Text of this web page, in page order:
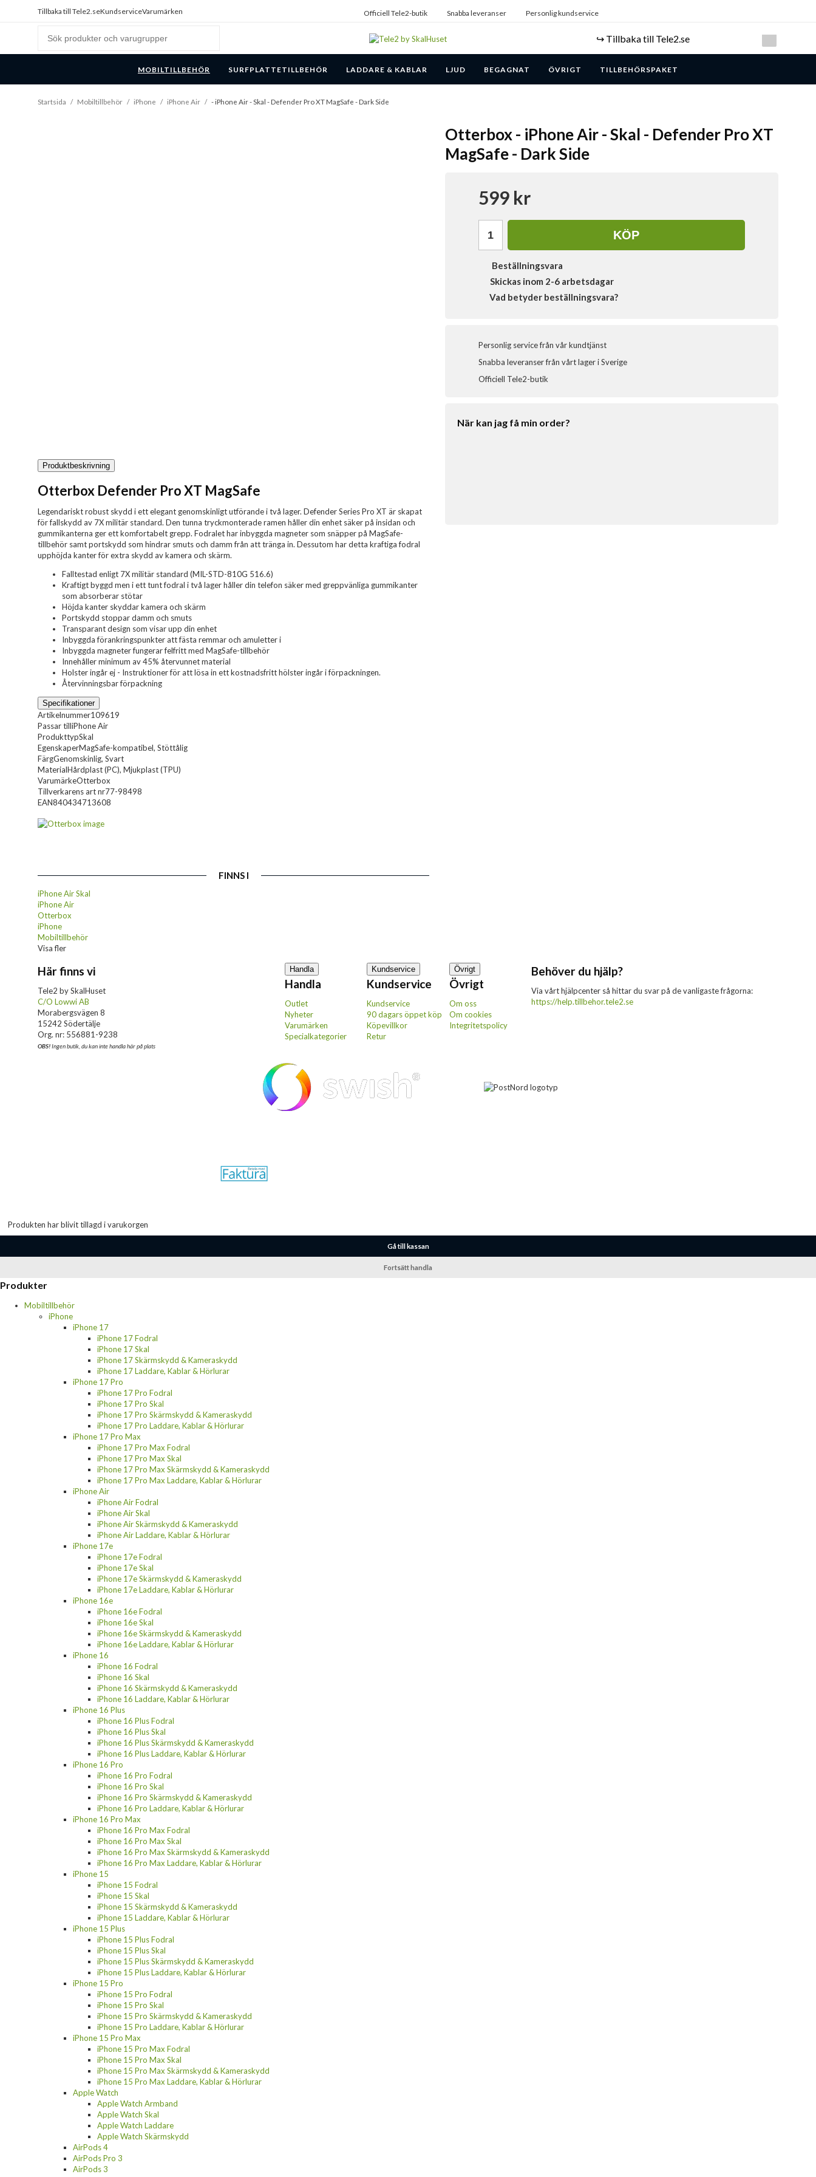
Tillbaka till Tele2.seKundserviceVarumärken Officiell Tele2-butik Snabba leveranser Personlig kundservice
↪️ Tillbaka till Tele2.se
MOBILTILLBEHÖR SURFPLATTETILLBEHÖR LADDARE & KABLAR LJUD BEGAGNAT ÖVRIGT TILLBEHÖRSPAKET
Startsida / Mobiltillbehör / iPhone / iPhone Air / - iPhone Air - Skal - Defender Pro XT MagSafe - Dark Side
Otterbox - iPhone Air - Skal - Defender Pro XT
MagSafe - Dark Side
599 kr
KÖP
Beställningsvara
Skickas inom 2-6 arbetsdagar
Vad betyder beställningsvara?
Personlig service från vår kundtjänst
Snabba leveranser från vårt lager i Sverige
Officiell Tele2-butik
När kan jag få min order?
Produktbeskrivning
Otterbox Defender Pro XT MagSafe
Legendariskt robust skydd i ett elegant genomskinligt utförande i två lager. Defender Series Pro XT är skapat
för fallskydd av 7X militär standard. Den tunna tryckmonterade ramen håller din enhet säker på insidan och
gummikanterna ger ett komfortabelt grepp. Fodralet har inbyggda magneter som snäpper på MagSafe-
tillbehör samt portskydd som hindrar smuts och damm från att tränga in. Dessutom har detta kraftiga fodral
upphöjda kanter för extra skydd av kamera och skärm.
Falltestad enligt 7X militär standard (MIL-STD-810G 516.6)
Kraftigt byggd men i ett tunt fodral i två lager håller din telefon säker med greppvänliga gummikanter
som absorberar stötar
Höjda kanter skyddar kamera och skärm
Portskydd stoppar damm och smuts
Transparant design som visar upp din enhet
Inbyggda förankringspunkter att fästa remmar och amuletter i
Inbyggda magneter fungerar felfritt med MagSafe-tillbehör
Innehåller minimum av 45% återvunnet material
Holster ingår ej - Instruktioner för att lösa in ett kostnadsfritt hölster ingår i förpackningen.
Återvinningsbar förpackning
Specifikationer
Artikelnummer109619
Passar tilliPhone Air
ProdukttypSkal
EgenskaperMagSafe-kompatibel, Stöttålig
FärgGenomskinlig, Svart
MaterialHårdplast (PC), Mjukplast (TPU)
VarumärkeOtterbox
Tillverkarens art nr77-98498
EAN840434713608
FINNS I
iPhone Air Skal
iPhone Air
Otterbox
iPhone
Mobiltillbehör
Visa fler
Här finns vi
Tele2 by SkalHuset
C/O Lowwi AB
Morabergsvägen 8
15242 Södertälje
Org. nr: 556881-9238
OBS!Ingen butik, du kan inte handla här på plats
Handla
Handla
Outlet
Nyheter
Varumärken
Specialkategorier
Kundservice
Kundservice
Kundservice
90 dagars öppet köp
Köpevillkor
Retur
Övrigt
Övrigt
Om oss
Om cookies
Integritetspolicy
Behöver du hjälp?
Via vårt hjälpcenter så hittar du svar på de vanligaste frågorna:
https://help.tillbehor.tele2.se
Produkten har blivit tillagd i varukorgen
Gå till kassan
Fortsätt handla
Produkter
Mobiltillbehör
iPhone
iPhone 17
iPhone 17 Fodral
iPhone 17 Skal
iPhone 17 Skärmskydd & Kameraskydd
iPhone 17 Laddare, Kablar & Hörlurar
iPhone 17 Pro
iPhone 17 Pro Fodral
iPhone 17 Pro Skal
iPhone 17 Pro Skärmskydd & Kameraskydd
iPhone 17 Pro Laddare, Kablar & Hörlurar
iPhone 17 Pro Max
iPhone 17 Pro Max Fodral
iPhone 17 Pro Max Skal
iPhone 17 Pro Max Skärmskydd & Kameraskydd
iPhone 17 Pro Max Laddare, Kablar & Hörlurar
iPhone Air
iPhone Air Fodral
iPhone Air Skal
iPhone Air Skärmskydd & Kameraskydd
iPhone Air Laddare, Kablar & Hörlurar
iPhone 17e
iPhone 17e Fodral
iPhone 17e Skal
iPhone 17e Skärmskydd & Kameraskydd
iPhone 17e Laddare, Kablar & Hörlurar
iPhone 16e
iPhone 16e Fodral
iPhone 16e Skal
iPhone 16e Skärmskydd & Kameraskydd
iPhone 16e Laddare, Kablar & Hörlurar
iPhone 16
iPhone 16 Fodral
iPhone 16 Skal
iPhone 16 Skärmskydd & Kameraskydd
iPhone 16 Laddare, Kablar & Hörlurar
iPhone 16 Plus
iPhone 16 Plus Fodral
iPhone 16 Plus Skal
iPhone 16 Plus Skärmskydd & Kameraskydd
iPhone 16 Plus Laddare, Kablar & Hörlurar
iPhone 16 Pro
iPhone 16 Pro Fodral
iPhone 16 Pro Skal
iPhone 16 Pro Skärmskydd & Kameraskydd
iPhone 16 Pro Laddare, Kablar & Hörlurar
iPhone 16 Pro Max
iPhone 16 Pro Max Fodral
iPhone 16 Pro Max Skal
iPhone 16 Pro Max Skärmskydd & Kameraskydd
iPhone 16 Pro Max Laddare, Kablar & Hörlurar
iPhone 15
iPhone 15 Fodral
iPhone 15 Skal
iPhone 15 Skärmskydd & Kameraskydd
iPhone 15 Laddare, Kablar & Hörlurar
iPhone 15 Plus
iPhone 15 Plus Fodral
iPhone 15 Plus Skal
iPhone 15 Plus Skärmskydd & Kameraskydd
iPhone 15 Plus Laddare, Kablar & Hörlurar
iPhone 15 Pro
iPhone 15 Pro Fodral
iPhone 15 Pro Skal
iPhone 15 Pro Skärmskydd & Kameraskydd
iPhone 15 Pro Laddare, Kablar & Hörlurar
iPhone 15 Pro Max
iPhone 15 Pro Max Fodral
iPhone 15 Pro Max Skal
iPhone 15 Pro Max Skärmskydd & Kameraskydd
iPhone 15 Pro Max Laddare, Kablar & Hörlurar
Apple Watch
Apple Watch Armband
Apple Watch Skal
Apple Watch Laddare
Apple Watch Skärmskydd
AirPods 4
AirPods Pro 3
AirPods 3